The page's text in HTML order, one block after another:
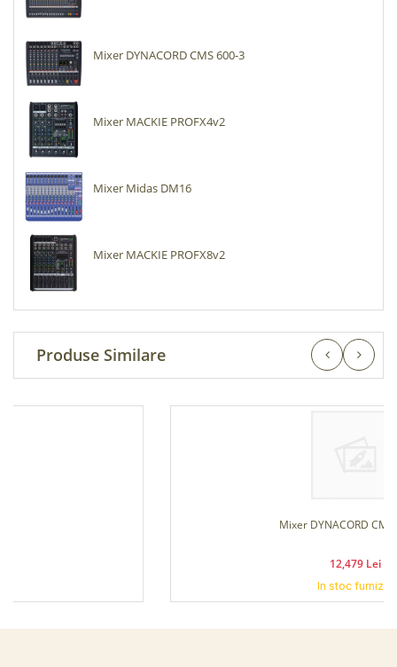
Mixer DYNACORD CMS 600-3
Mixer MACKIE PROFX4v2
Mixer Midas DM16
Mixer MACKIE PROFX8v2
Produse Similare
Mixer DYNACORD CMS 1600-3